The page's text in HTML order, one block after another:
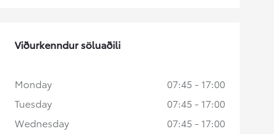
Viðurkenndur söluaðili
Monday
07:45 - 17:00
Tuesday
07:45 - 17:00
Wednesday
07:45 - 17:00